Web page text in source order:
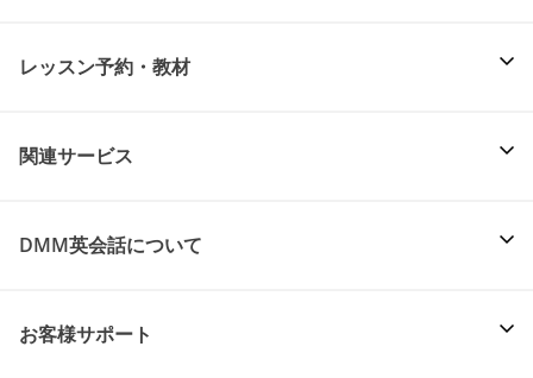
レッスン予約・教材
関連サービス
DMM英会話について
お客様サポート